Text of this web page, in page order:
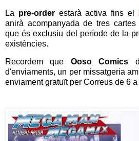
La pre-orderestarà activa fins el
anirà acompanyada de tres
que és exclusiu del període de la
existències.
Recordem que Ooso Comics
d'enviaments, un per missatgeria
enviament gratuït per Correus de 6 a